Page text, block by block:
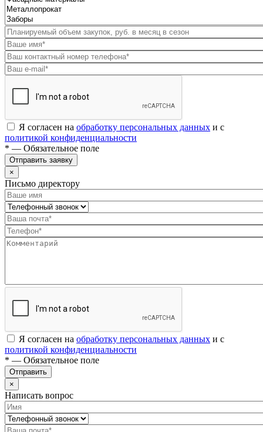
Я согласен на обработку персональных данных и с
политикой конфиденциальности
* — Обязательное поле
Отправить заявку
×
Письмо директору
Я согласен на обработку персональных данных и с
политикой конфиденциальности
* — Обязательное поле
Отправить
×
Написать вопрос